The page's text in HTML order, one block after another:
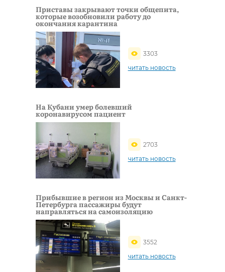
Приставы закрывают точки общепита,
которые возобновили работу до
окончания карантина
3303
читать новость
На Кубани умер болевший
коронавирусом пациент
2703
читать новость
Прибывшие в регион из Москвы и Санкт-
Петербурга пассажиры будут
направляться на самоизоляцию
3552
читать новость